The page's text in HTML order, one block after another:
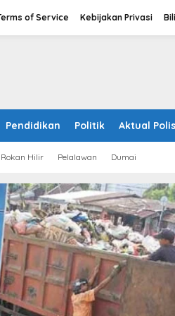
of Service Kebijakan Privasi
Pendidikan Politik Aktual
Rokan Hilir Pelalawan Dumai